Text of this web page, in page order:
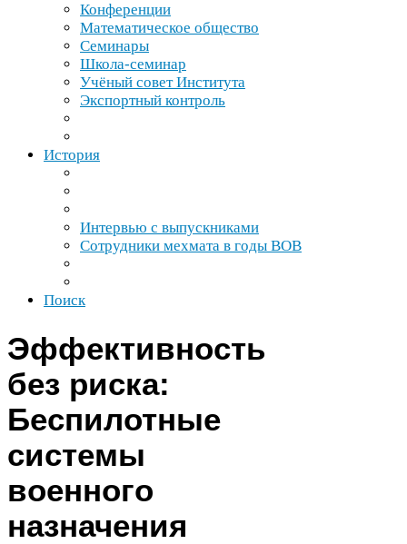
Конференции
Математическое общество
Семинары
Школа-​семинар
Учёный совет Института
Экспортный контроль
История
Интервью с выпускниками
Сотрудники мехмата в годы ВОВ
Поиск
Эффективность
без риска:
Беспилотные
системы
военного
назначения